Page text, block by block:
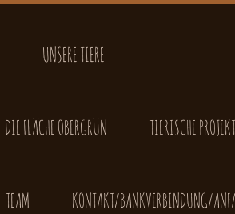
UNSERE TIERE
DIE FLÄCHE OBERGRÜN TIERISCHE
TEAM KONTAKT/BANKVERBINDUNG/